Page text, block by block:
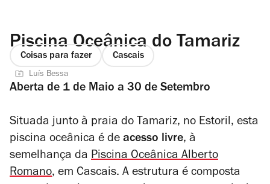
Piscina Oceânica do Tamariz
Coisas para fazer Cascais
Luís Bessa
Aberta de 1 de Maio a 30 de Setembro
Situada junto à praia do Tamariz, no Estoril, esta
piscina oceânica é de acesso livre, à
semelhança da Piscina Oceânica Alberto
Romano, em Cascais. A estrutura é composta